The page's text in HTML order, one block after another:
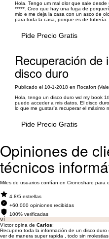
Hola. Tengo um mal olor que sale
*****. Creo que hay una fuga de
mio e me deja la casa con un asco de
para toda la casa, porque es de tubería.
Pide Precio Gratis
Recuperación de
disco duro
Publicado el 10-1-2018 en Rocafort
Hola, tengo un disco duro wd my book
puedo acceder a mis datos. El disco
lo que me gustaría recuperar el máximo
Pide Precio Gratis
Opiniones de
técnicos
Miles de usuarios confían en Cronoshare para
4.8/5 estrellas
+60.000 opiniones recibidas
100% verificadas
VÍ
Víctor opina de Carlos:
Recupero toda la información de un disco
ver de manera super rapida , todo sin